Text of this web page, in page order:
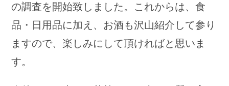
の調査を開始致しました。これからは、食
品・日用品に加え、お酒も沢山紹介して参り
ますので、楽しみにして頂ければと思いま
す。